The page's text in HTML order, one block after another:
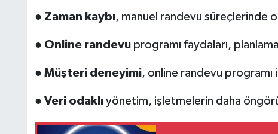
● Zaman kaybı, manuel randevu süreçlerinde
● Online randevuprogramı faydaları,
● Müşteri deneyimi, online randevu programı
● Veri odaklıyönetim, işletmelerin daha